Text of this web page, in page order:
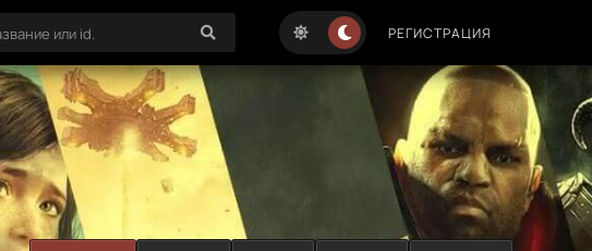
РЕГИСТРАЦИЯ